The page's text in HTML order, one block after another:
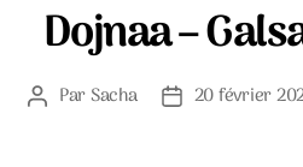
Dojnaa –
Auteur
ParSacha
Date20 février